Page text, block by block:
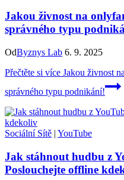
Jakou živnost na
správného typu
OdByznys Lab 6. 9. 2025
Přečtěte si více Jakou živnost
správného typu podnikání!
Sociální Sítě | YouTube
Jak stáhnout hudbu z
Poslouchejte offline